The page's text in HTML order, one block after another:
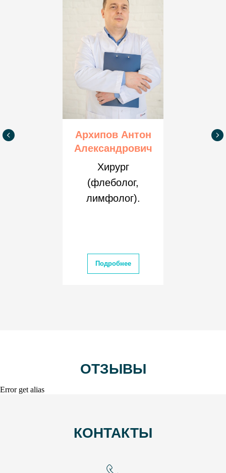
Архипов Антон
Александрович
Хирург
(флеболог,
лимфолог).
Подробнее
ОТЗЫВЫ
Error get alias
КОНТАКТЫ